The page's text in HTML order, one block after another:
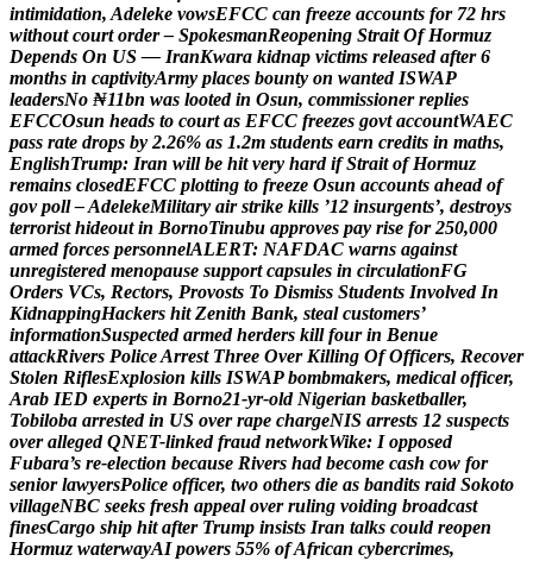
intimidation, Adeleke vowsEFCC can freeze accounts for 72 hrs
without court order – SpokesmanReopening Strait Of Hormuz
Depends On US — IranKwara kidnap victims released after 6
months in captivityArmy places bounty on wanted ISWAP
leadersNo ₦11bn was looted in Osun, commissioner replies
EFCCOsun heads to court as EFCC freezes govt accountWAEC
pass rate drops by 2.26% as 1.2m students earn credits in maths,
EnglishTrump: Iran will be hit very hard if Strait of Hormuz
remains closedEFCC plotting to freeze Osun accounts ahead of
gov poll –AdelekeMilitary air strike kills ’12 insurgents’, destroys
terrorist hideout in BornoTinubu approves pay rise for 250,000
armed forces personnelALERT: NAFDAC warns against
unregistered menopause support capsules in circulationFG
Orders VCs, Rectors, Provosts To Dismiss Students Involved In
KidnappingHackers hit Zenith Bank, steal customers’
informationSuspected armed herders kill four in Benue
attackRivers PoliceArrest Three Over Killing Of Officers, Recover
Stolen RiflesExplosion kills ISWAP bombmakers, medical officer,
Arab IED experts in Borno21-yr-old Nigerian basketballer,
Tobiloba arrested in US over rape chargeNIS arrests 12 suspects
over alleged QNET-linked fraud networkWike: I opposed
Fubara’s re-election because Rivers had become cash cow for
senior lawyersPolice officer, two others die as bandits raid Sokoto
villageNBC seeks fresh appeal over ruling voiding broadcast
finesCargo ship hit after Trump insists Iran talks could reopen
Hormuz waterwayAI powers 55% ofAfrican cybercrimes,